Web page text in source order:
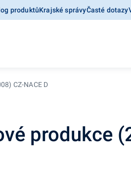
produktůKrajské správyČasté dotazy
CZ-NACE D
produkce